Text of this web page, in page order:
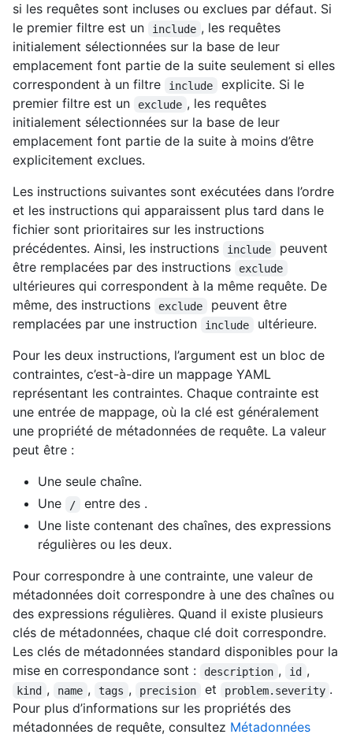
si les requêtes sont incluses ou exclues par défaut. Si
le premier filtre est un
include , les requêtes
initialement sélectionnées sur la base de leur
emplacement font partie de la suite seulement si elles
correspondent à un filtre
include
explicite. Si le
premier filtre est un
exclude , les requêtes
initialement sélectionnées sur la base de leur
emplacement font partie de la suite à moins d’être
explicitement exclues.
Les instructions suivantes sont exécutées dans l’ordre
et les instructions qui apparaissent plus tard dans le
fichier sont prioritaires sur les instructions
précédentes. Ainsi, les instructions
include
peuvent
être remplacées par des instructions
exclude
ultérieures qui correspondent à la même requête. De
même, des instructions
exclude
peuvent être
remplacées par une instruction
include
ultérieure.
Pour les deux instructions, l’argument est un bloc de
contraintes, c’est-à-dire un mappage YAML
représentant les contraintes. Chaque contrainte est
une entrée de mappage, où la clé est généralement
une propriété de métadonnées de requête. La valeur
peut être :
Une seule chaîne.
Une
/ entre des .
Une liste contenant des chaînes, des expressions
régulières ou les deux.
Pour correspondre à une contrainte, une valeur de
métadonnées doit correspondre à une des chaînes ou
des expressions régulières. Quand il existe plusieurs
clés de métadonnées, chaque clé doit correspondre.
Les clés de métadonnées standard disponibles pour la
mise en correspondance sont :
description , id ,
kind , name , tags , precision et problem.severity .
Pour plus d’informations sur les propriétés des
métadonnées de requête, consultez Métadonnées